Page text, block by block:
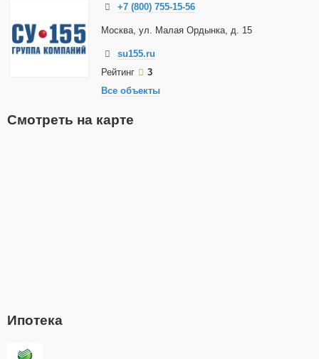
+7 (800) 755-15-56
Москва, ул. Малая Ордынка, д. 15
su155.ru
Рейтинг
3
Все объекты
Смотреть на карте
Ипотека